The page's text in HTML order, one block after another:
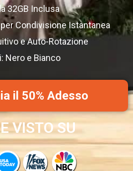
32GB Inclusa
Condivisione Istantanea
e Auto-Rotazione
Nero e Bianco
il 50% Adesso
VISTO SU